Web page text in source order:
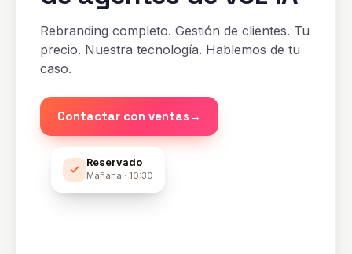
Rebranding completo. Gestión de clientes. Tu
precio. Nuestra tecnología. Hablemos de tu
caso.
Contactar con ventas →
Reservado
Mañana · 10:30